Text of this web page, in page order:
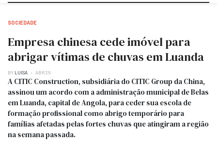
SOCIEDADE
Empresa chinesa cede imóvel para
abrigar vítimas de chuvas em Luanda
BY LUISA ABR 26
A CITIC Construction, subsidiária do CITIC Group da China,
assinou um acordo com a administração municipal de Belas
em Luanda, capital de Angola, para ceder sua escola de
formação profissional como abrigo temporário para
famílias afetadas pelas fortes chuvas que atingiram a região
na semana passada.